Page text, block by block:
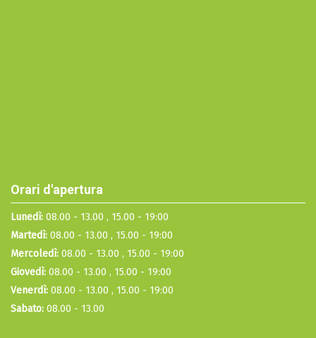
Orari d'apertura
Lunedì: 08.00 - 13.00 , 15.00 - 19:00
Martedì: 08.00 - 13.00 , 15.00 - 19:00
Mercoledì: 08.00 - 13.00 , 15.00 - 19:00
Giovedì: 08.00 - 13.00 , 15.00 - 19:00
Venerdì: 08.00 - 13.00 , 15.00 - 19:00
Sabato: 08.00 - 13.00